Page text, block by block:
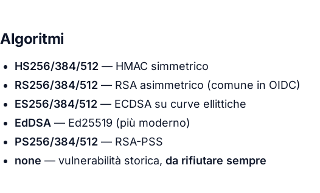
Algoritmi
HS256/384/512 — HMAC simmetrico
RS256/384/512 — RSA asimmetrico (comune in OIDC)
ES256/384/512 — ECDSA su curve ellittiche
EdDSA — Ed25519 (più moderno)
PS256/384/512 — RSA-PSS
none — vulnerabilità storica, da rifiutare sempre